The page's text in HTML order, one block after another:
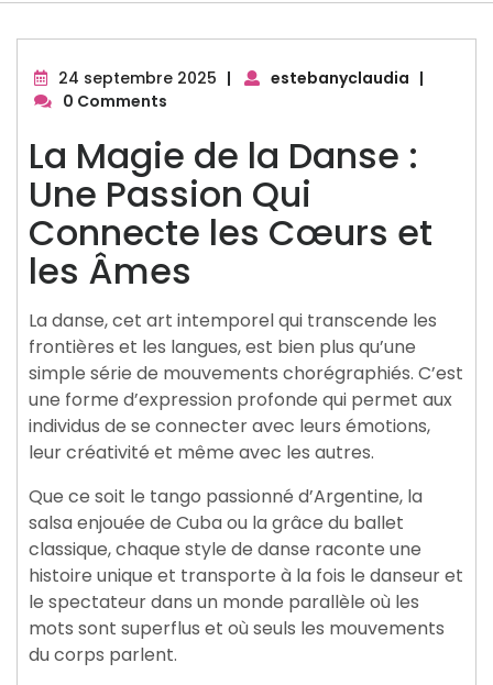
24 septembre 2025 24
| estebanyclaudia |
0 Comments
La Magie de la Danse :
Une Passion Qui
Connecte les Cœurs et
les Âmes
La danse, cet art intemporel qui transcende les
frontières et les langues, est bien plus qu’une
simple série de mouvements chorégraphiés. C’est
une forme d’expression profonde qui permet aux
individus de se connecter avec leurs émotions,
leur créativité et même avec les autres.
Que ce soit le tango passionné d’Argentine, la
salsa enjouée de Cuba ou la grâce du ballet
classique, chaque style de danse raconte une
histoire unique et transporte à la fois le danseur et
le spectateur dans un monde parallèle où les
mots sont superflus et où seuls les mouvements
du corps parlent.